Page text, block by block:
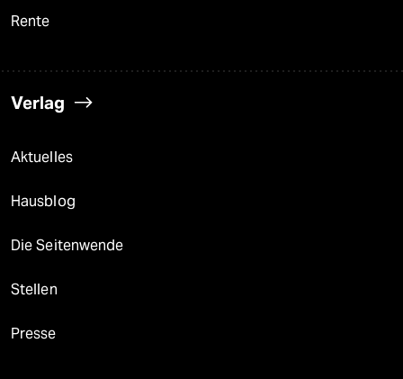
Rente
Verlag
Aktuelles
Hausblog
Die Seitenwende
Stellen
Presse